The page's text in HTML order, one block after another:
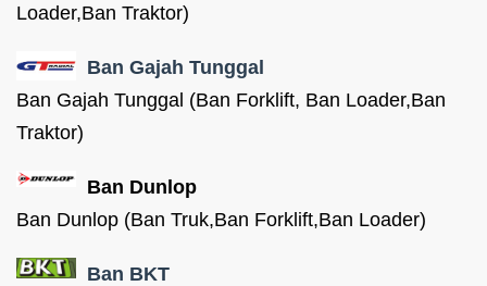
Loader,Ban Traktor)
Ban Gajah Tunggal
Ban Gajah Tunggal (Ban Forklift, Ban Loader,Ban
Traktor)
Ban Dunlop
Ban Dunlop (Ban Truk,Ban Forklift,Ban Loader)
Ban BKT